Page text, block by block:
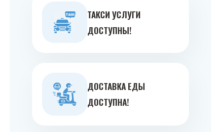
ТАКСИ УСЛУГИ
ДОСТУПНЫ!
ДОСТАВКА ЕДЫ
ДОСТУПНА!